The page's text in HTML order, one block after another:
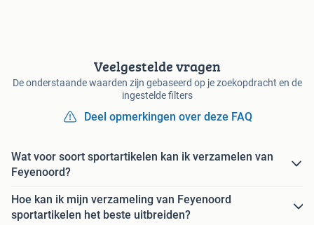
Veelgestelde vragen
De onderstaande waarden zijn gebaseerd op je zoekopdracht en de
ingestelde filters
Deel opmerkingen over deze FAQ
Wat voor soort sportartikelen kan ik verzamelen van
Feyenoord?
Hoe kan ik mijn verzameling van Feyenoord
sportartikelen het beste uitbreiden?